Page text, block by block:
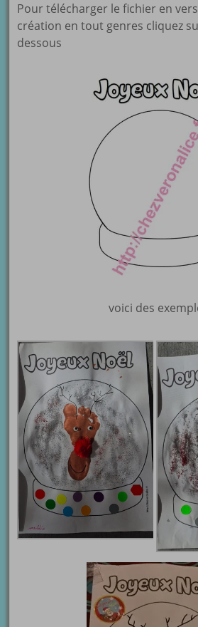
Pour télécharger le fichier en
création en tout genres cliquez
dessous
voici des